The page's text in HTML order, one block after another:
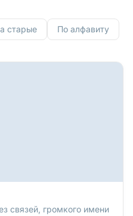
старые По алфавиту
связей, громкого имени